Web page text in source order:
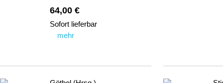
64,00 €
Sofort lieferbar
mehr